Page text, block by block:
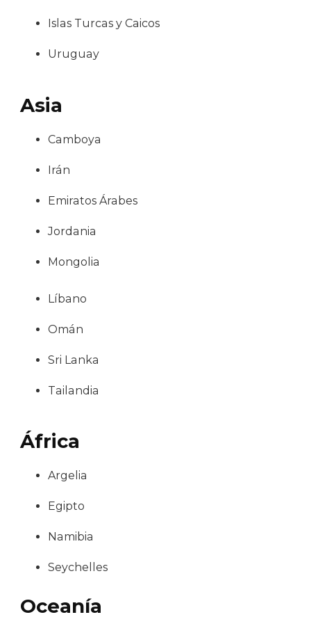
Islas Turcas y Caicos
Uruguay
Asia
Camboya
Irán
Emiratos Árabes
Jordania
Mongolia
Líbano
Omán
Sri Lanka
Tailandia
África
Argelia
Egipto
Namibia
Seychelles
Oceanía